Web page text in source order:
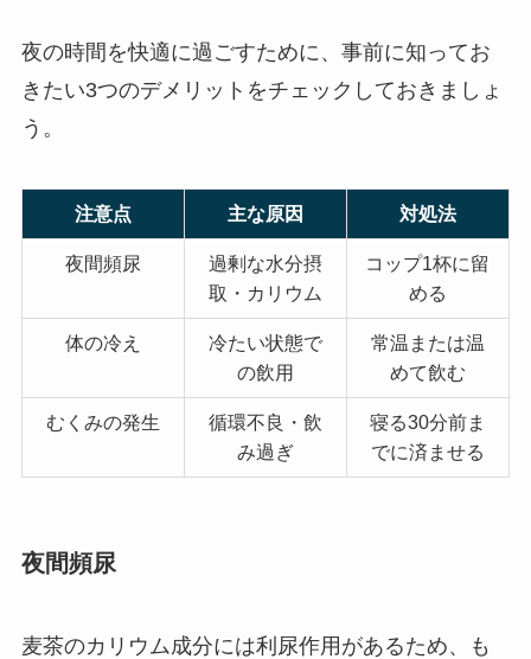
夜の時間を快適に過ごすために、事前に知ってお
きたい3つのデメリットをチェックしておきましょ
う。
注意点 主な原因 対処法
夜間頻尿
過剰な水分摂
取・カリウム
コップ1杯に留
める
体の冷え
冷たい状態で
の飲用
常温または温
めて飲む
むくみの発生
循環不良・飲
み過ぎ
寝る30分前ま
でに済ませる
夜間頻尿
麦茶のカリウム成分には利尿作用があるため、も